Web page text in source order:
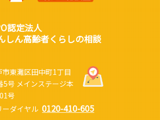
認定法人
しん高齢者くらしの相談
市東灘区田中町1丁目
5号 メインステージ本
号
ーダイヤル 0120-410-605